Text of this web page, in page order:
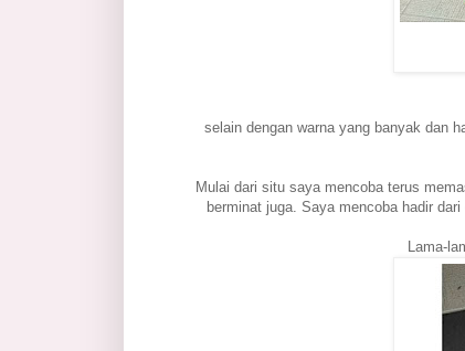
selain dengan warna yang banyak dan
Mulai dari situ saya mencoba terus
berminat juga. Saya mencoba hadir
Lama-